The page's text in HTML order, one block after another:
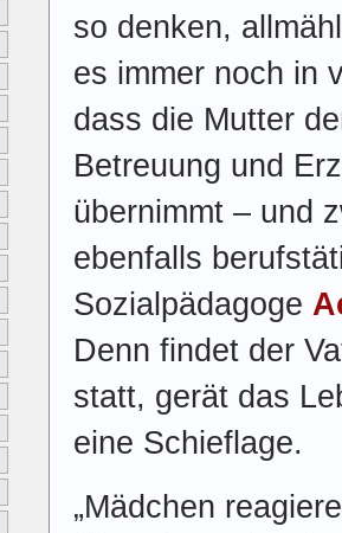
so denken,
es immer noch in
dass die Mutter
Betreuung und
übernimmt – und
ebenfalls
Sozialpädagoge
Denn findet der
statt, gerät das
eine Schieflage.
„Mädchen